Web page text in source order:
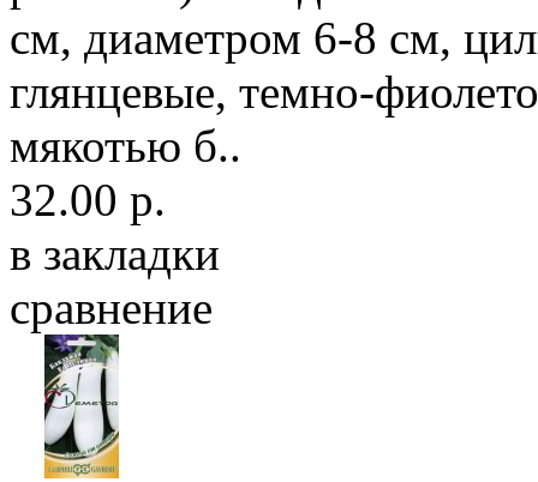
см, диаметром 6-8 см,
глянцевые, темно-
мякотью б..
32.00 р.
в закладки
сравнение